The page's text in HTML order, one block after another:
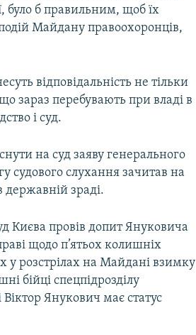
було б правильним, щоб їх
Майдану правоохоронців,
відповідальність не тільки
зараз перебувають при владі в
і суд.
на суд заяву генерального
судового слухання зачитав на
зраді.
Києва провів допит Януковича
щодо п’ятьох колишніх
у розстрілах на Майдані взимку
бійці спецпідрозділу
Янукович має статус